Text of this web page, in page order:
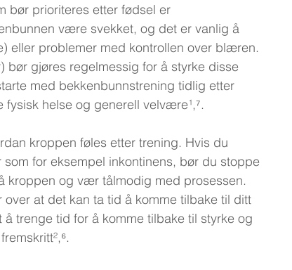
bør prioriteres etter fødsel er
være svekket, og det er vanlig å
eller problemer med kontrollen over blæren.
bør gjøres regelmessig for å styrke disse
med bekkenbunnstrening tidlig etter
helse og generell velvære¹,⁷.
kroppen føles etter trening. Hvis du
for eksempel inkontinens, bør du stoppe
kroppen og vær tålmodig med prosessen.
at det kan ta tid å komme tilbake til ditt
trenge tid for å komme tilbake til styrke og